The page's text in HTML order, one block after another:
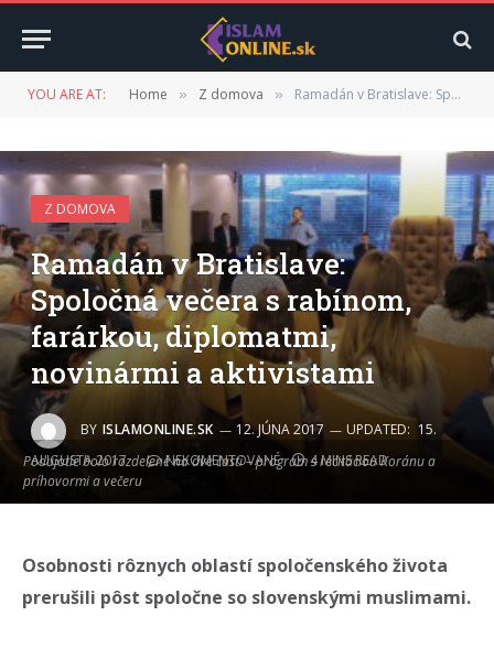
YOU ARE AT: Home » Z domova » Ramadán v Bratislave: Spoločná večera s rabínom, farárkou, diplomatmi, novinármi a aktivistami
Podujatie bolo rozdelené na dve časti – program s recitáciou Koránu a
príhovormi a večeru
Z DOMOVA
Ramadán v Bratislave:
Spoločná večera s rabínom,
farárkou, diplomatmi,
novinármi a aktivistami
BY ISLAMONLINE.SK 12. JÚNA 2017 UPDATED: 15.
AUGUSTA 2017
NEKOMENTOVANÉ 4 MINS READ
Osobnosti rôznych oblastí spoločenského života
prerušili pôst spoločne so slovenskými muslimami.